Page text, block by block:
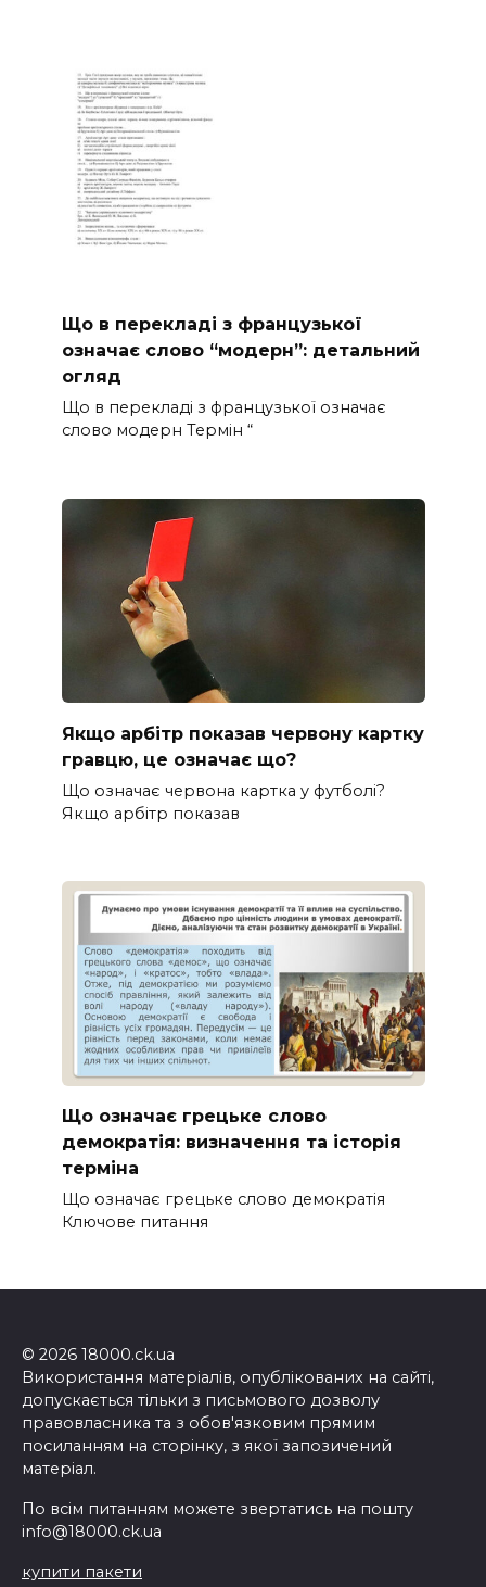
Що в перекладі з французької
означає слово “модерн”: детальний
огляд
Що в перекладі з французької означає
слово модерн Термін “
Якщо арбітр показав червону картку
гравцю, це означає що?
Що означає червона картка у футболі?
Якщо арбітр показав
Що означає грецьке слово
демократія: визначення та історія
терміна
Що означає грецьке слово демократія
Ключове питання
© 2026 18000.ck.ua
Використання матеріалів, опублікованих на сайті,
допускається тільки з письмового дозволу
правовласника та з обов'язковим прямим
посиланням на сторінку, з якої запозичений
матеріал.
По всім питанням можете звертатись на пошту
info@18000.ck.ua
купити пакети